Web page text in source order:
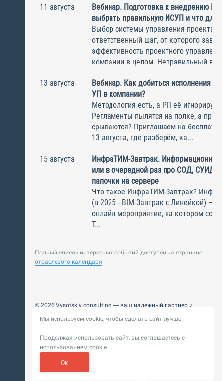
11 августа
Вебинар. Подготовка к внедрению
выбрать правильную ИСУП и что для
Выбор системы управления
ответственный шаг, от которого
эффективность проектного
компании в целом. Неправильный
13 августа
Вебинар. Как добиться исполнения
УП в компании?
Методология есть, а РП её
Регламенты пылятся на полке, а
срываются? Приглашаем на
13 августа, где разберём, ка...
15 августа
ИнфраТИМ-Завтрак.
или в очередной раз про СОД, СУИД и
папочки на сервере
Что такое ИнфраТИМ-Завтрак?
(в 2025 - BIM-Завтрак с Линейкой) –
онлайн мероприятие, на котором
Т...
Полный список интересных событий доступен на странице
отраслевого календаря
© 2026 Vysotskiy consulting — ваш надежный партнер и
Цифровизация, BIM, ИИ. Внедряем и оптимизируем
Пользовательское
соглашение
Политика обработки персональных
данных
Разработка сайта —
Мы используем cookie, чтобы сделать сайт лучше.
Продолжая использовать сайт, вы соглашаетесь с
использованием cookie.
Ок